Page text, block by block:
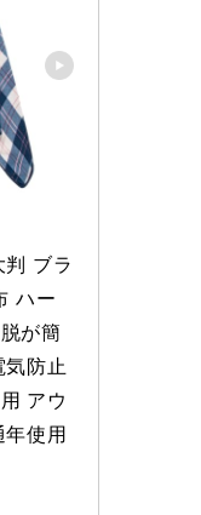
ブラ
ハー
が簡
防止
アウ
年使用